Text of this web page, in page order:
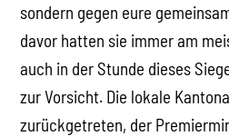
sondern gegen eure
davor hatten sie immer am
auch in der Stunde dieses
zur Vorsicht. Die lokale
zurückgetreten, der